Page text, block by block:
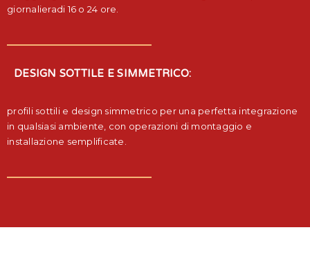
giornalieradi 16 o 24 ore.
DESIGN SOTTILE E SIMMETRICO:
profili sottili e design simmetrico per una perfetta integrazione
in qualsiasi ambiente, con operazioni di montaggio e
installazione semplificate.